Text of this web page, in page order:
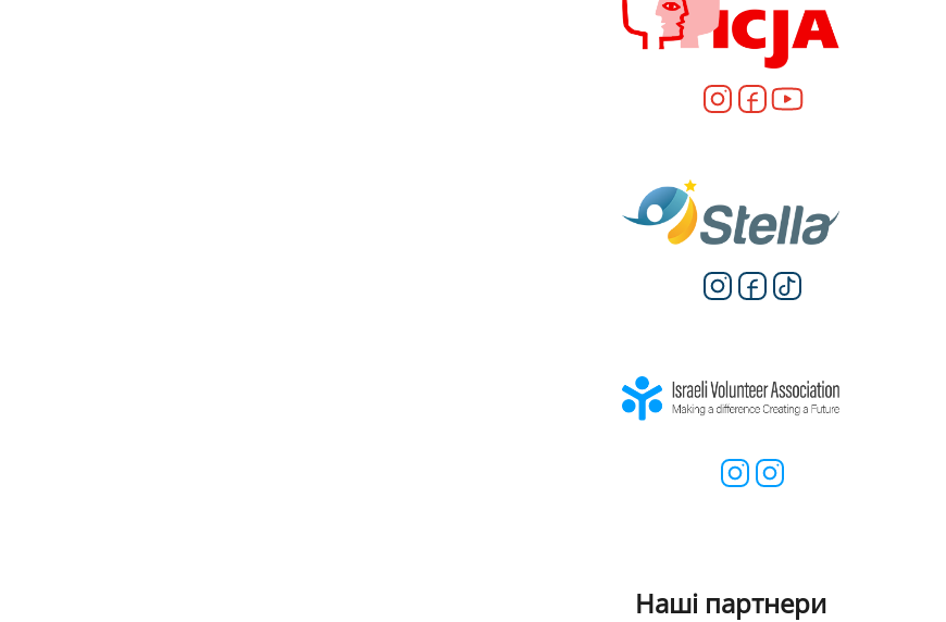
Наші партнери